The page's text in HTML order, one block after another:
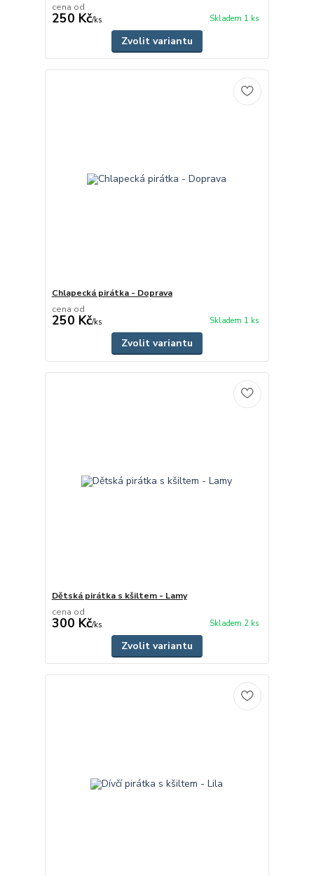
cena od
250 Kč/ks Skladem 1 ks
Zvolit variantu
Chlapecká pirátka - Doprava
cena od
250 Kč/ks Skladem 1 ks
Zvolit variantu
Dětská pirátka s kšiltem - Lamy
cena od
300 Kč/ks Skladem 2 ks
Zvolit variantu